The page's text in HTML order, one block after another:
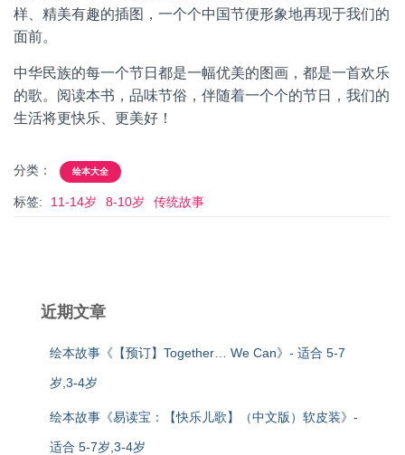
样、精美有趣的插图，一个个中国节便形象地再现于我们的
面前。
中华民族的每一个节日都是一幅优美的图画，都是一首欢乐
的歌。阅读本书，品味节俗，伴随着一个个的节日，我们的
生活将更快乐、更美好！
分类： 绘本大全
标签: 11-14岁 8-10岁 传统故事
近期文章
绘本故事《【预订】Together… We Can》- 适合 5-7
岁,3-4岁
绘本故事《易读宝：【快乐儿歌】（中文版）软皮装》-
适合 5-7岁,3-4岁